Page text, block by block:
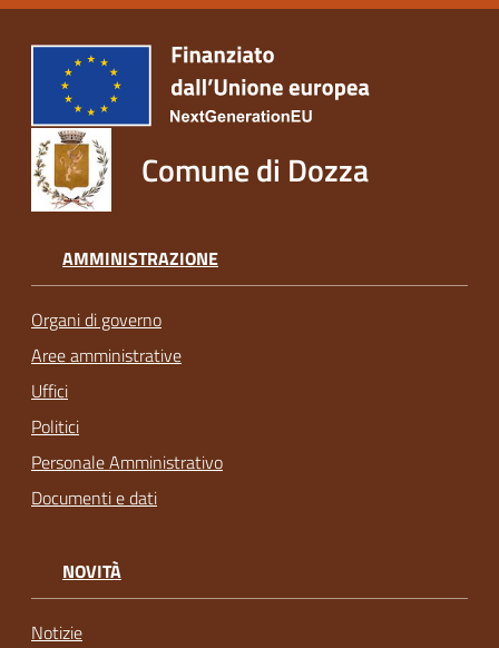
Comune di Dozza
AMMINISTRAZIONE
Organi di governo
Aree amministrative
Uffici
Politici
Personale Amministrativo
Documenti e dati
NOVITÀ
Notizie